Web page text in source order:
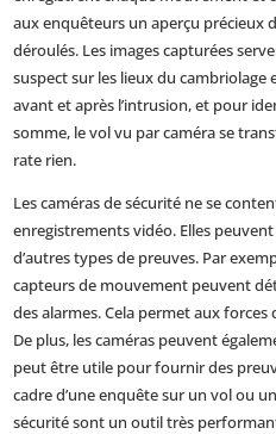
aux enquêteurs un aperçu précieux
déroulés. Les images capturées
suspect sur les lieux du
avant et après l’intrusion, et pour
somme, le vol vu par caméra se
rate rien.
Les caméras de sécurité ne se
enregistrements vidéo. Elles
d’autres types de preuves. Par
capteurs de mouvement peuvent
des alarmes. Cela permet aux
De plus, les caméras peuvent
peut être utile pour fournir des
cadre d’une enquête sur un vol ou
sécurité sont un outil très